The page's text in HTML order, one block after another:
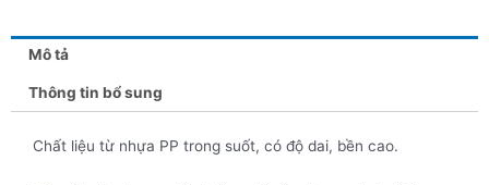
Mô tả
Thông tin bổ sung
Chất liệu từ nhựa PP trong suốt, có độ dai, bền cao.